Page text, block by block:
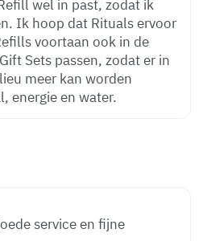
wel in past, zodat ik
Ik hoop dat Rituals ervoor
voortaan ook in de
Sets passen, zodat er in
meer kan worden
energie en water.
service en fijne